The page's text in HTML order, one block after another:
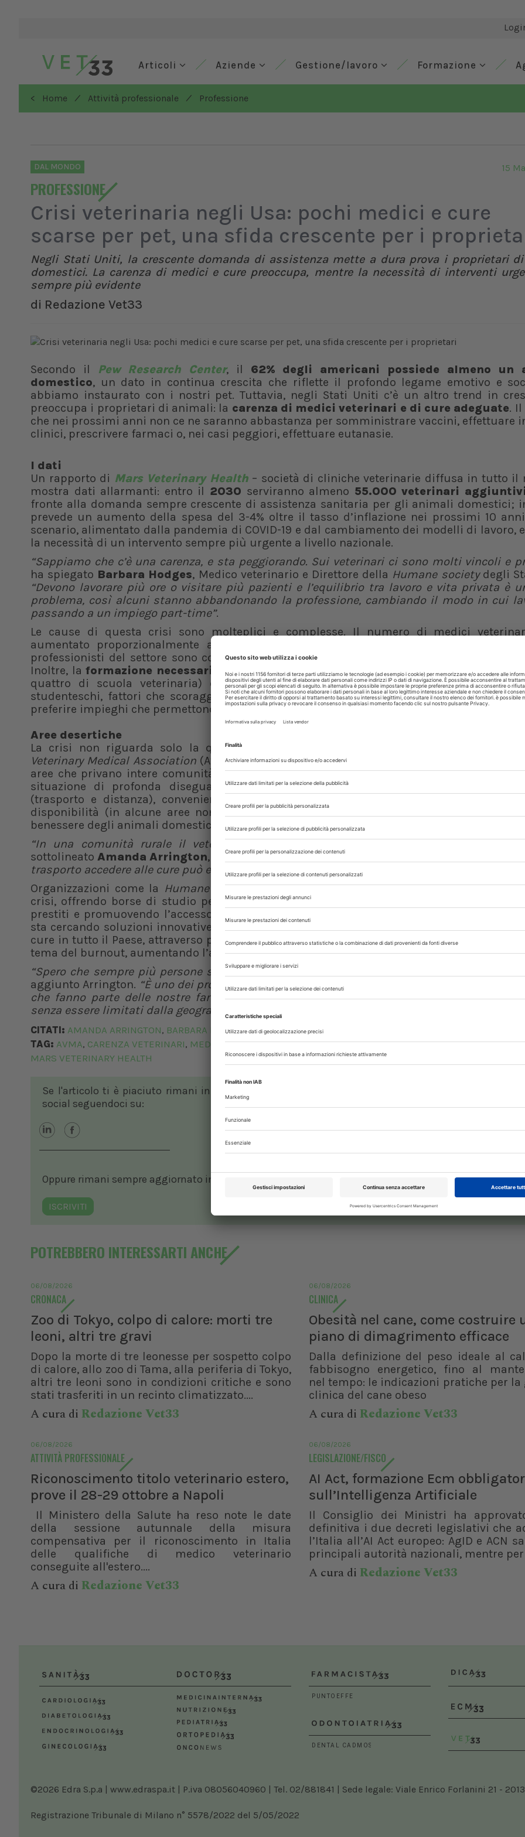
Articoli Aziende Gestione/lavoro Formazione
< Home / Attività professionale / Professione
DAL MONDO
PROFESSIONE
15
Crisi veterinaria negli Usa: pochi medici e cure
scarse per pet, una sfida crescente per i
Negli Stati Uniti, la crescente domanda di assistenza mette a dura prova i proprietari
domestici. La carenza di medici e cure preoccupa, mentre la necessità di interventi
sempre più evidente
di Redazione Vet33
Secondo il Pew Research Center, il 62% degli americani possiede almeno un
domestico, un dato in continua crescita che riflette il profondo legame emotivo e
abbiamo instaurato con i nostri pet. Tuttavia, negli Stati Uniti c’è un altro trend in
preoccupa i proprietari di animali: la carenza di medici veterinari e di cure adeguate. Il
che nei prossimi anni non ce ne saranno abbastanza per somministrare vaccini, effettuare
clinici, prescrivere farmaci o, nei casi peggiori, effettuare eutanasie.
I dati
Un rapporto di Mars Veterinary Health– società di cliniche veterinarie diffusa in tutto il
mostra dati allarmanti: entro il 2030 serviranno almeno 55.000 veterinari aggiuntivi
fronte alla domanda sempre crescente di assistenza sanitaria per gli animali domestici;
prevede un aumento della spesa del 3-4% oltre il tasso d’inflazione nei prossimi 10
scenario, alimentato dalla pandemia di COVID-19 e dal cambiamento dei modelli di lavoro,
la necessità di un intervento sempre più urgente a livello nazionale.
“Sappiamo che c’è una carenza, e sta peggiorando. Sui veterinari ci sono molti vincoli e
ha spiegato Barbara Hodges, Medico veterinario e Direttore della Humane societydegli
“Devono lavorare più ore o visitare più pazienti e l’equilibrio tra lavoro e vita privata è
problema, così alcuni stanno abbandonando la professione, cambiando il modo in cui
passando a un impiego part-time”.
Le cause di questa crisi sono molteplici e complesse. Il numero di medici
aumentato proporzionalmente alla
professionisti del settore sono costretti alavorare a lungo maggiori
Inoltre, laformazione necessaria
a diventare veterinari è lunga (quattro anni di
quattro di scuola veterinaria) e
costosa, oltre che spesso accompagnata da
studenteschi, fattori che scoraggiano molti giovani da scegliere questo percorso
preferire impieghi che permettono un migliore equilibrio tra lavoro e vita privata.
Aree desertiche
La crisi non riguarda solo la quantità di professionisti disponibili. Uno
Veterinary Medical Association(Avma) ha identificato le cosiddette “
aree che privano intere comunità, soprattutto rurali, di alcuni servizi veterinari essenziali.
situazione di profonda diseguaglianza si traduce, per esempio, in difficoltà di
(trasporto e distanza), convenienza (costi proibitivi per il livello di reddito del
disponibilità (in alcune aree non ci sono fornitori) delle cure, mettendo a rischio la
benessere degli animali domestici e dei loro proprietari.
“In una comunità rurale il veterinario più vicino potrebbe trovarsi a un’ora di
sottolineatoAmanda Arrington, vicepresidente dell’Humane society
trasporto accedere alle cure può essere quasi impossibile”
Organizzazioni come la Humane Societydegli Stati Uniti stanno lavorando per affrontare
crisi, offrendo borse di studio per studenti di veterinaria, sostenendo programmi di
prestiti e promuovendo l’accesso alle cure nelle comunità più svantaggiate. Inoltre, anche
sta cercando soluzioni innovative per aumentare il numero di veterinari e migliorare
cure in tutto il Paese, attraverso patrocini, borse di studio e altre risorse; si sta anche
tema del burnout, aumentando l’accesso alle cure per la salute mentale.
“Spero che sempre più persone si rendano conto di quanto sia importante l’accesso alle
aggiunto Arrington. “È uno dei problemi fondamentali per il mantenimento degli animali
che fanno parte delle nostre famiglie. Tutti dovrebbero essere in grado di godere di
senza essere limitati dalla geografia o dal reddito”
CITATI: AMANDA ARRINGTON, BARBARA HODGES
TAG: AVMA, CARENZA VETERINARI, MEDICI VETERINARI,PET,STATI UNITI,HUMANE SOCIETY,PEW RESEARCH
MARS VETERINARY HEALTH
Se l'articolo ti è piaciuto rimani in contatto con noi sui nostri canali
social seguendoci su:
Oppure rimani sempre aggiornato in ambito veterinario, iscrivendoti alla nostra newsletter!
ISCRIVITI
POTREBBERO INTERESSARTI ANCHE
06/08/2026
CRONACA
Zoo di Tokyo, colpo di calore: morti tre
leoni, altri tre gravi
Dopo la morte di tre leonesse per sospetto colpo
di calore, allo zoo di Tama, alla periferia di Tokyo,
altri tre leoni sono in condizioni critiche e sono
stati trasferiti in un recinto climatizzato....
A cura di Redazione Vet33
06/08/2026
CLINICA
Obesità nel cane, come costruire
piano di dimagrimento efficace
Dalla definizione del peso ideale al
fabbisogno energetico, fino al
nel tempo: le indicazioni pratiche per la
clinica del cane obeso
A cura di Redazione Vet33
06/08/2026
ATTIVITÀ PROFESSIONALE
Riconoscimento titolo veterinario estero,
prove il 28-29 ottobre a Napoli
Il Ministero della Salute ha reso note le date
della sessione autunnale della misura
compensativa per il riconoscimento in Italia
delle qualifiche di medico veterinario
conseguite all'estero....
A cura di Redazione Vet33
06/08/2026
LEGISLAZIONE/FISCO
AI Act, formazione Ecm
sull’Intelligenza Artificiale
Il Consiglio dei Ministri ha
definitiva i due decreti legislativi che
l’Italia all’AI Act europeo: AgID e ACN
principali autorità nazionali, mentre per
A cura di Redazione Vet33
Dal 12/02/2027al 14/02/2027
Bologna (BO)
©2026 Edra S.p.a | www.edraspa.it | P.iva 08056040960 | Tel. 02/881841 | Sede legale: Viale Enrico Forlanini 21 -
Registrazione Tribunale di Milano n° 5578/2022 del 5/05/2022